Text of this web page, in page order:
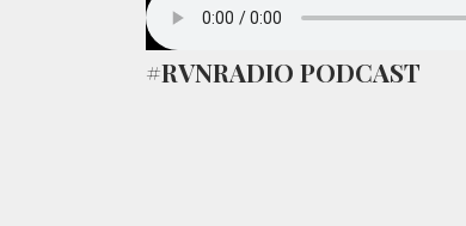
#RVNRADIO PODCAST